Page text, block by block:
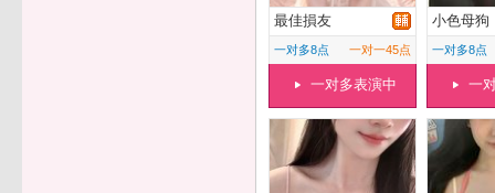
最佳損友
一对多8点 一对一45点
一对多表演中
小色母狗
一对多8点
一